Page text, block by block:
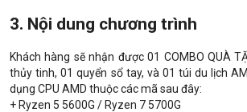
3. Nội dung chương trình
Khách hàng sẽ nhận được 01 COMBO QUÀ
thủy tinh, 01 quyển sổ tay, và 01 túi du lịch
dụng CPU AMD thuộc các mã sau đây:
+ Ryzen 5 5600G / Ryzen 7 5700G